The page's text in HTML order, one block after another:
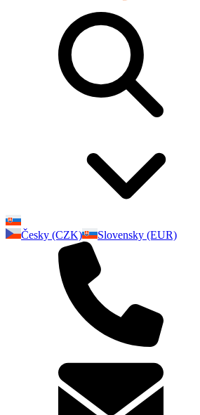
Česky (CZK)
Slovensky (EUR)